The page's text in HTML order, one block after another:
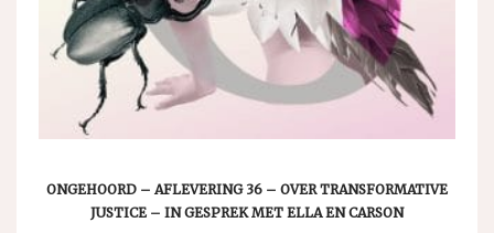
ONGEHOORD – AFLEVERING 36 – OVER TRANSFORMATIVE
JUSTICE – IN GESPREK MET ELLA EN CARSON